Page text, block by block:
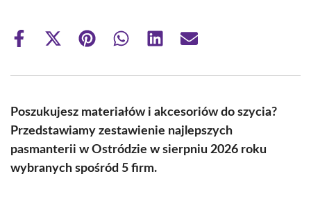
Share
Share
(Twitter)
Share Share Share Share
Poszukujesz materiałów i akcesoriów do szycia?
Przedstawiamy zestawienie najlepszych
pasmanterii w Ostródzie w sierpniu 2026 roku
wybranych spośród 5 firm.